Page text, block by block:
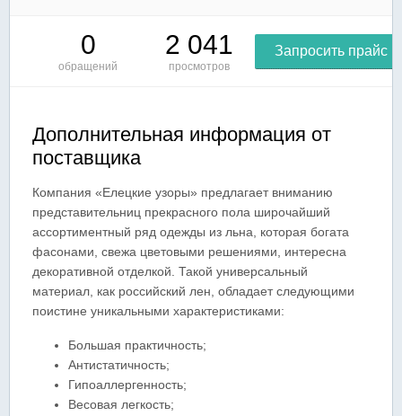
0
обращений
2 041
просмотров
Запросить прайс
Дополнительная информация от
поставщика
Компания «Елецкие узоры» предлагает вниманию
представительниц прекрасного пола широчайший
ассортиментный ряд одежды из льна, которая богата
фасонами, свежа цветовыми решениями, интересна
декоративной отделкой. Такой универсальный
материал, как российский лен, обладает следующими
поистине уникальными характеристиками:
Большая практичность;
Антистатичность;
Гипоаллергенность;
Весовая легкость;